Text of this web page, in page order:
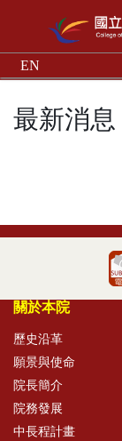
EN
最新消息
關於本院
歷史沿革
願景與使命
院長簡介
院務發展
中長程計畫